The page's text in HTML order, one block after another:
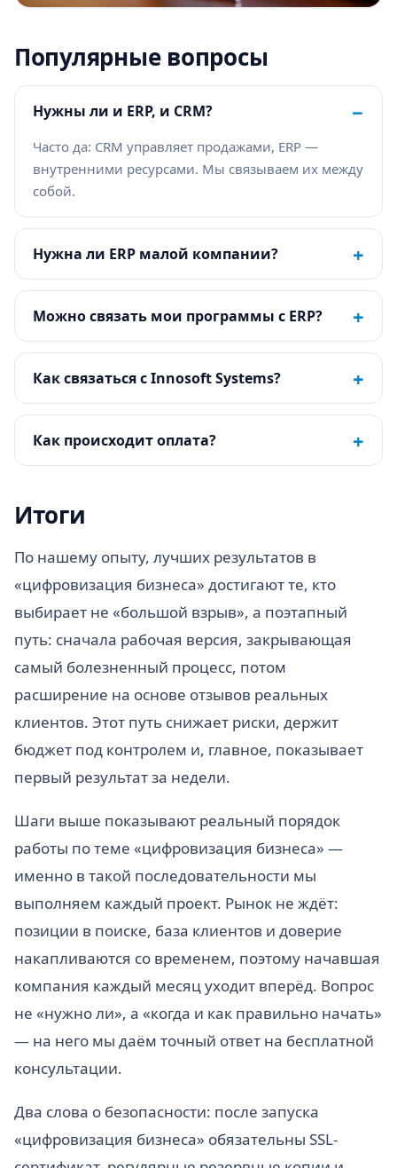
Популярные вопросы
Нужны ли и ERP, и CRM? −
Часто да: CRM управляет продажами, ERP —
внутренними ресурсами. Мы связываем их между
собой.
Нужна ли ERP малой компании? +
Можно связать мои программы с ERP? +
Как связаться с Innosoft Systems? +
Как происходит оплата? +
Итоги
По нашему опыту, лучших результатов в
«цифровизация бизнеса» достигают те, кто
выбирает не «большой взрыв», а поэтапный
путь: сначала рабочая версия, закрывающая
самый болезненный процесс, потом
расширение на основе отзывов реальных
клиентов. Этот путь снижает риски, держит
бюджет под контролем и, главное, показывает
первый результат за недели.
Шаги выше показывают реальный порядок
работы по теме «цифровизация бизнеса» —
именно в такой последовательности мы
выполняем каждый проект. Рынок не ждёт:
позиции в поиске, база клиентов и доверие
накапливаются со временем, поэтому начавшая
компания каждый месяц уходит вперёд. Вопрос
не «нужно ли», а «когда и как правильно начать»
— на него мы даём точный ответ на бесплатной
консультации.
Два слова о безопасности: после запуска
«цифровизация бизнеса» обязательны SSL-